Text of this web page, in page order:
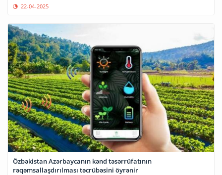
22-04-2025
Özbəkistan Azərbaycanın kənd təsərrüfatının
rəqəmsallaşdırılması təcrübəsini öyrənir